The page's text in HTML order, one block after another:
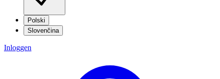
Polski
Slovenčina
Inloggen